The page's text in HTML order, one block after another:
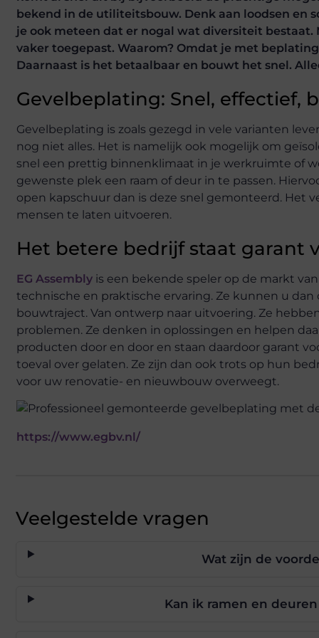
bekend in de utiliteitsbouw. Denk aan loodsen en
je ook meteen dat er nogal wat diversiteit
vaker toegepast. Waarom? Omdat je met
Daarnaast is het betaalbaar en bouwt het snel.
Gevelbeplating: Snel, effectief,
Gevelbeplating is zoals gezegd in vele varianten
nog niet alles. Het is namelijk ook mogelijk om
snel een prettig binnenklimaat in je werkruimte of
gewenste plek een raam of deur in te passen.
open kapschuur dan is deze snel gemonteerd. Het
mensen te laten uitvoeren.
Het betere bedrijf staat garant
EG Assembly is een bekende speler op de markt
technische en praktische ervaring. Ze kunnen u
bouwtraject. Van ontwerp naar uitvoering. Ze
problemen. Ze denken in oplossingen en helpen
producten door en door en staan daardoor garant
toeval over gelaten. Ze zijn dan ook trots op hun
voor uw renovatie- en nieuwbouw overweegt.
https://www.egbv.nl/
Veelgestelde vragen
Wat zijn de
Kan ik ramen en